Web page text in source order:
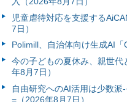
児童虐待対応を支援する
7日）
Polimill、自治体向け生成AI
今の子どもの夏休み、親世
年8月7日）
自由研究へのAI活用は少数
=（2026年8月7日）